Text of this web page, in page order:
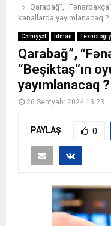
Qarabağ”,
kanallarda yayımlanacaq ?
Cəmiyyət İdman
Qarabağ”,
“Beşiktaş”ın
yayımlanacaq ?
26 Sentyabr 2024 13:23
PAYLAŞ 0